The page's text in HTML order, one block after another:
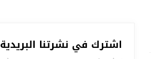
اشترك في نشرتنا البريدية